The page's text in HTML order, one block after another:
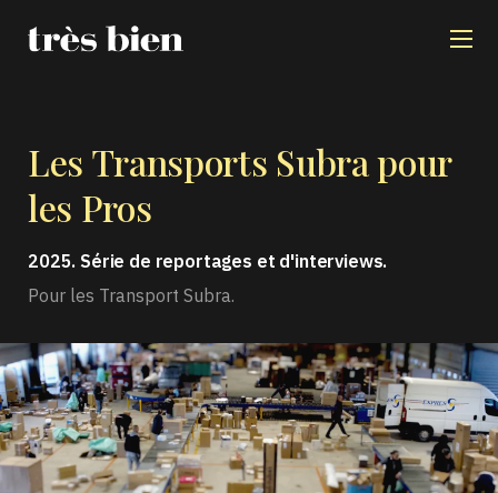
Les Transports Subrapour
les Pros
2025. Série de reportages et d'interviews.
Pour les Transport Subra.